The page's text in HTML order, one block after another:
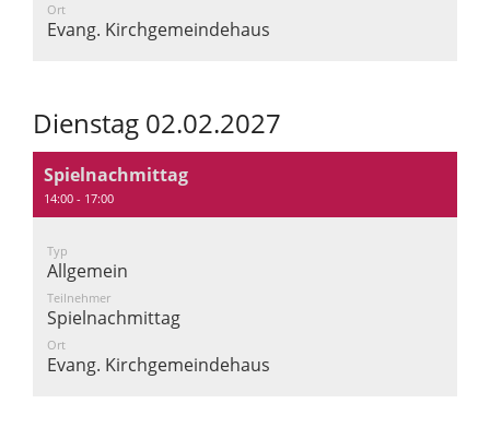
Ort
Evang. Kirchgemeindehaus
Dienstag 02.02.2027
Spielnachmittag
14:00 - 17:00
Typ
Allgemein
Teilnehmer
Spielnachmittag
Ort
Evang. Kirchgemeindehaus